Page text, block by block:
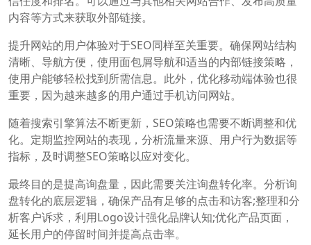
内容等方式来获取外部链接。
提升网站的用户体验对于SEO同样至关重要。确保网站结构
清晰、导航方便，使用面包屑导航和适当的内部链接策略，
使用户能够轻松找到所需信息。此外，优化移动端体验也很
重要，因为越来越多的用户通过手机访问网站。
随着搜索引擎算法不断更新，SEO策略也需要不断调整和优
化。定期监控网站的表现，分析流量来源、用户行为数据等
指标，及时调整SEO策略以应对变化。
最终目的是提高询盘量，因此需要关注询盘转化率。分析询
盘转化的底层逻辑，确保产品有足够的点击和访客;整理和分
析客户诉求，利用Logo设计强化品牌认知;优化产品页面，
延长用户的停留时间并提高点击率。